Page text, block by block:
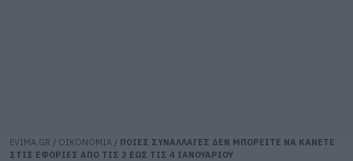
EVIMA.GR / ΟΙΚΟΝΟΜΙΑ / ΠΟΙΕΣ ΣΥΝΑΛΛΑΓΕΣ ΔΕΝ ΜΠΟΡΕΙΤΕ ΝΑ ΚΑΝΕΤΕ
ΣΤΙΣ ΕΦΟΡΙΕΣ ΑΠΟ ΤΙΣ 2 ΕΩΣ ΤΙΣ 4 ΙΑΝΟΥΑΡΙΟΥ